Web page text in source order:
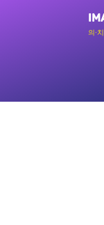
의∙